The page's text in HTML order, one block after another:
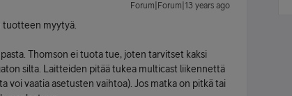
Forum|Forum|13 years ago
tuotteen myytyä.
Thomson ei tuota tue, joten tarvitset kaksi
silta. Laitteiden pitää tukea multicast liikennettä
vaatia asetusten vaihtoa). Jos matka on pitkä tai